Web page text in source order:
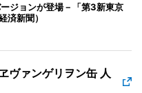
ジョンが登場－「第3新東京
済新聞）
ヴァンゲリヲン缶 人